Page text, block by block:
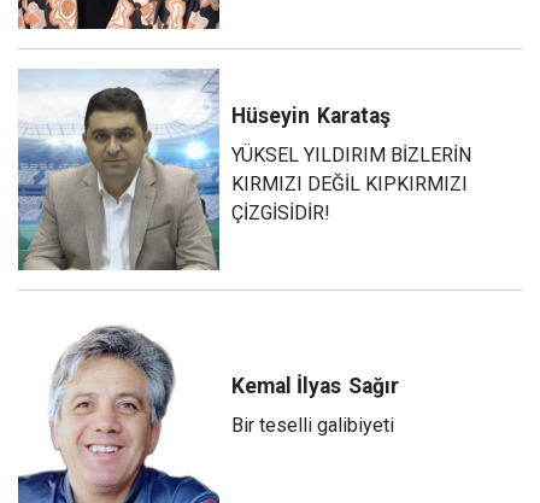
Hüseyin Karataş
YÜKSEL YILDIRIM BİZLERİN
KIRMIZI DEĞİL KIPKIRMIZI
ÇİZGİSİDİR!
Kemal İlyas Sağır
Bir teselli galibiyeti